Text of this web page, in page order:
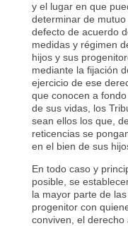
y el lugar en que
determinar de
defecto de acuerdo
medidas y régimen
hijos y sus
mediante la fijación
ejercicio de ese
que conocen a
de sus vidas, los
sean ellos los que,
reticencias se
en el bien de sus
En todo caso y
posible, se
la mayor parte de
progenitor con
conviven, el